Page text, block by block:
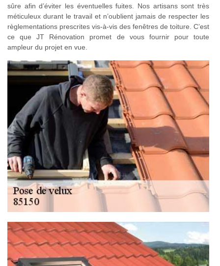
sûre afin d’éviter les éventuelles fuites. Nos artisans sont très
méticuleux durant le travail et n’oublient jamais de respecter les
règlementations prescrites vis-à-vis des fenêtres de toiture. C’est
ce que JT Rénovation promet de vous fournir pour toute
ampleur du projet en vue.